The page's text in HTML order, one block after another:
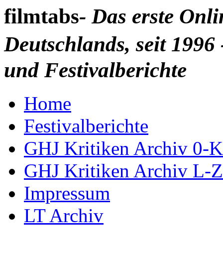
filmtabs- Das erste
Deutschlands, seit
und Festivalberichte
Home
Festivalberichte
GHJ Kritiken Archiv 0-K
GHJ Kritiken Archiv L-Z
Impressum
LT Archiv